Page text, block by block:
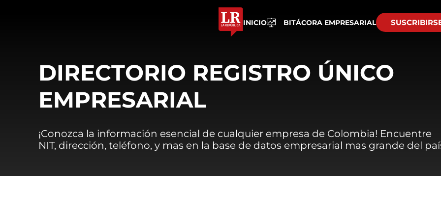
INICIO BITÁCORA EMPRESARIAL
DIRECTORIO REGISTRO ÚNICO
EMPRESARIAL
¡Conozca la información esencial de cualquier empresa de Colombia! Encuentre
NIT, dirección, teléfono, y mas en la base de datos empresarial mas grande del